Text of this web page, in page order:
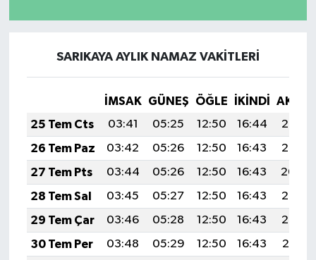
SARIKAYA AYLIK NAMAZ VAKITLERI
İMSAK GÜNEŞ ÖĞLE İKINDI
25 Tem Cts
03:41 05:25 12:50 16:44
20:06
26 Tem Paz
03:42 05:26 12:50 16:43
20:05
27 Tem Pts
03:44 05:26 12:50 16:43
20:04
28 Tem Sal
03:45 05:27 12:50 16:43
20:03
29 Tem Çar
03:46 05:28 12:50 16:43
20:02
30 Tem Per
03:48 05:29 12:50 16:43
20:01